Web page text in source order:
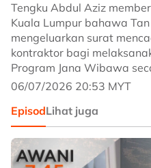
Tengku Abdul Aziz
Kuala Lumpur bahawa
mengeluarkan surat
kontraktor bagi
Program Jana Wibawa
06/07/2026 20:53 MYT
EpisodLihat juga